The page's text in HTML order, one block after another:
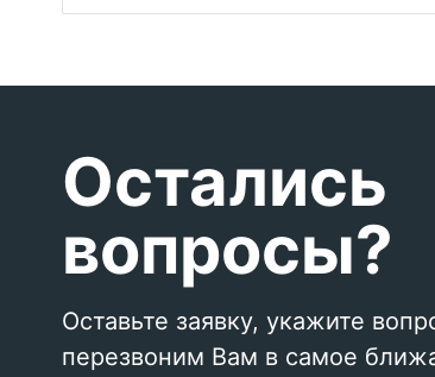
Остались
вопросы?
Оставьте заявку, укажите
перезвоним Вам в самое